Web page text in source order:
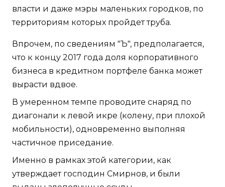
власти и даже мэры маленьких городков, по
территориям которых пройдет труба.
Впрочем, по сведениям "Ъ", предполагается,
что к концу 2017 года доля корпоративного
бизнеса в кредитном портфеле банка может
вырасти вдвое.
В умеренном темпе проводите снаряд по
диагонали к левой икре (колену, при плохой
мобильности), одновременно выполняя
частичное приседание.
Именно в рамках этой категории, как
утверждает господин Смирнов, и были